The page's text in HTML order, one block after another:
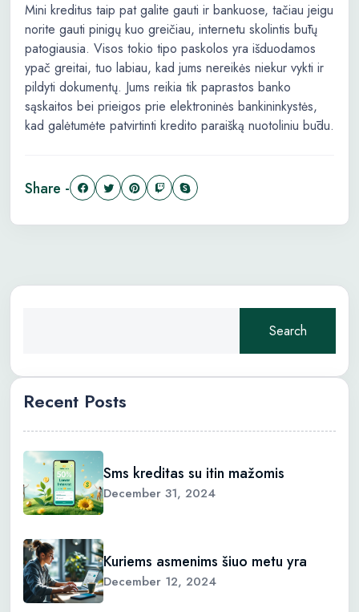
Mini kreditus taip pat galite gauti ir bankuose, tačiau jeigu
norite gauti pinigų kuo greičiau, internetu skolintis būtų
patogiausia. Visos tokio tipo paskolos yra išduodamos
ypač greitai, tuo labiau, kad jums nereikės niekur vykti ir
pildyti dokumentų. Jums reikia tik paprastos banko
sąskaitos bei prieigos prie elektroninės bankininkystės,
kad galėtumėte patvirtinti kredito paraišką nuotoliniu būdu.
Share -
Search
Recent Posts
Sms kreditas su itin mažomis
December 31, 2024
Kuriems asmenims šiuo metu yra
December 12, 2024